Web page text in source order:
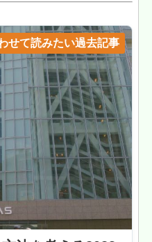
せて読みたい過去記事